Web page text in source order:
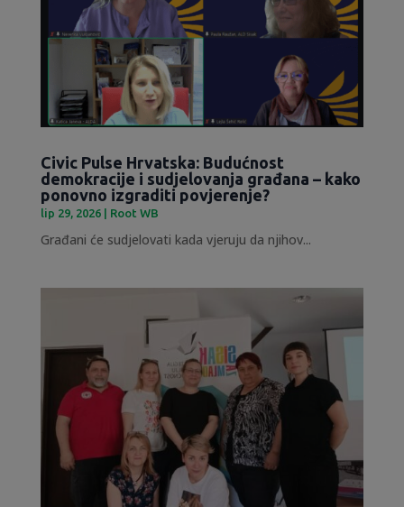
Civic Pulse Hrvatska: Budućnost
demokracije i sudjelovanja građana – kako
ponovno izgraditi povjerenje?
lip 29, 2026| Root WB
Građani će sudjelovati kada vjeruju da njihov...